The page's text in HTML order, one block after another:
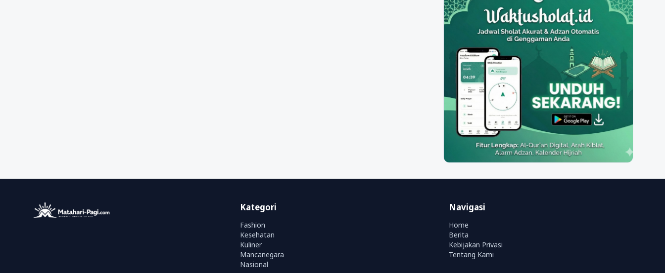
Kategori
Fashion
Kesehatan
Kuliner
Mancanegara
Nasional
Navigasi
Home
Berita
Kebijakan Privasi
Tentang Kami